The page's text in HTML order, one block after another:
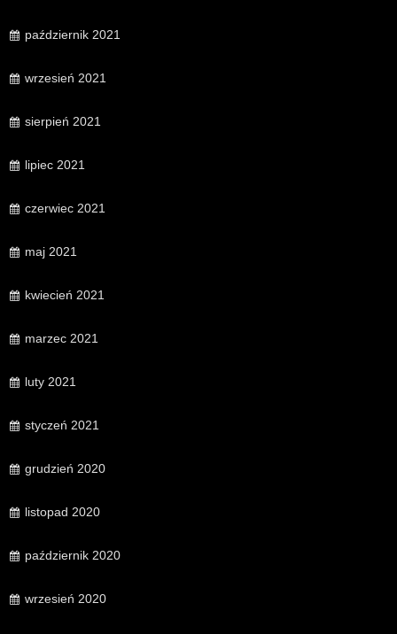
październik 2021
wrzesień 2021
sierpień 2021
lipiec 2021
czerwiec 2021
maj 2021
kwiecień 2021
marzec 2021
luty 2021
styczeń 2021
grudzień 2020
listopad 2020
październik 2020
wrzesień 2020